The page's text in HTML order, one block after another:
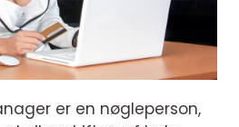
er en nøgleperson,